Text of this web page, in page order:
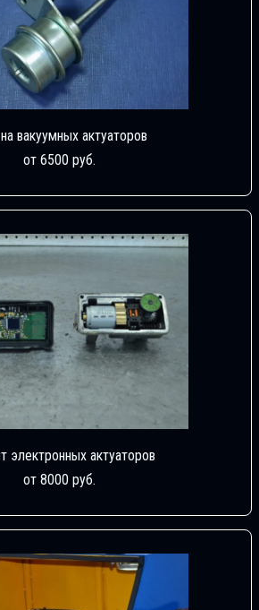
вакуумных актуаторов
от 6500 руб.
электронных актуаторов
от 8000 руб.